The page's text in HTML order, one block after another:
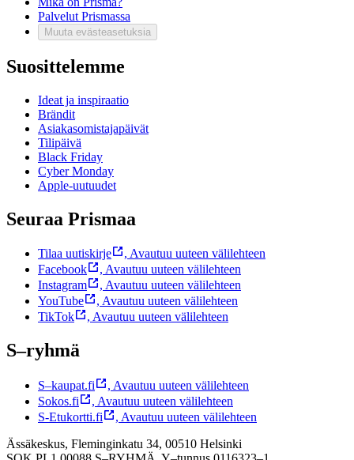
Palvelut Prismassa
Muuta evästeasetuksia
Suosittelemme
Ideat ja inspiraatio
Brändit
Asiakasomistajapäivät
Tilipäivä
Black Friday
Cyber Monday
Apple-uutuudet
Seuraa Prismaa
Tilaa uutiskirje , Avautuu uuteen välilehteen
Facebook
, Avautuu uuteen välilehteen
Instagram
, Avautuu uuteen välilehteen
YouTube
, Avautuu uuteen välilehteen
TikTok
, Avautuu uuteen välilehteen
S–ryhmä
S–kaupat.fi , Avautuu uuteen välilehteen
Sokos.fi
, Avautuu uuteen välilehteen
S-Etukortti.fi
, Avautuu uuteen välilehteen
Ässäkeskus, Fleminginkatu 34, 00510 Helsinki